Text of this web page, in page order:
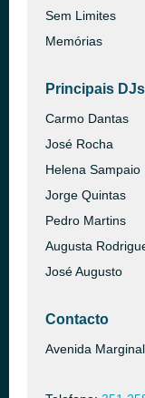
Sem Limites
Memórias
Principais DJs
Carmo Dantas
José Rocha
Helena Sampaio
Jorge Quintas
Pedro Martins
Augusta
José Augusto
Contacto
Avenida